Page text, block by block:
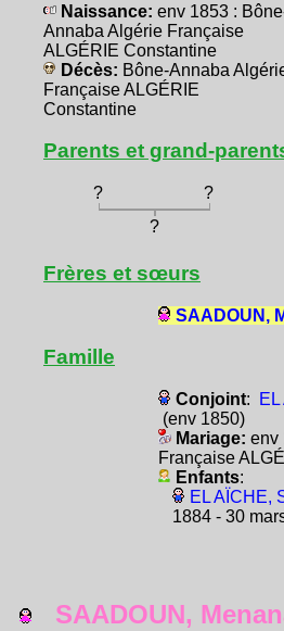
Naissance: env 1853 :
Annaba Algérie Française
ALGÉRIE Constantine
Décès: Bône-Annaba
Française ALGÉRIE
Constantine
Parents et grand-
? ?
?
Frères et sœurs
SAADOUN,
Famille
Conjoint:
(env 1850)
Mariage: env
Française
Enfants:
EL AÏCHE,
1884 - 30
SAADOUN,